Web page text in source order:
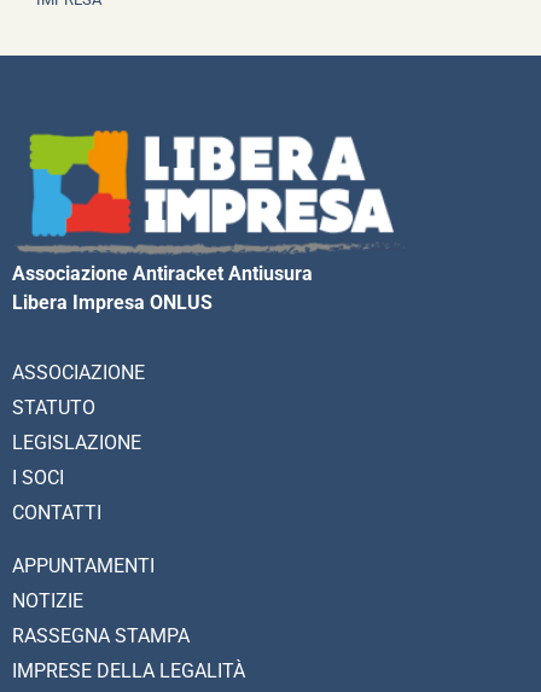
Associazione Antiracket Antiusura
Libera Impresa ONLUS
ASSOCIAZIONE
STATUTO
LEGISLAZIONE
I SOCI
CONTATTI
APPUNTAMENTI
NOTIZIE
RASSEGNA STAMPA
IMPRESE DELLA LEGALITÀ